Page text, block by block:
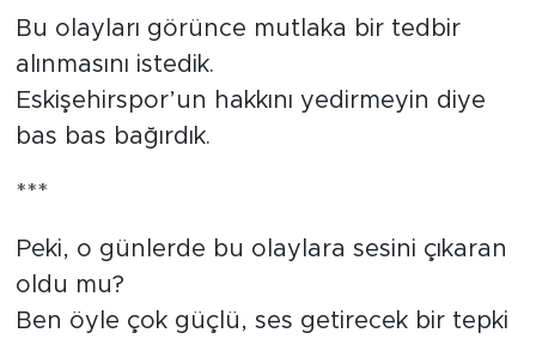
Bu olayları görünce mutlaka bir tedbir
alınmasını istedik.
Eskişehirspor’un hakkını yedirmeyin diye
bas bas bağırdık.
***
Peki, o günlerde bu olaylara sesini çıkaran
oldu mu?
Ben öyle çok güçlü, ses getirecek bir tepki